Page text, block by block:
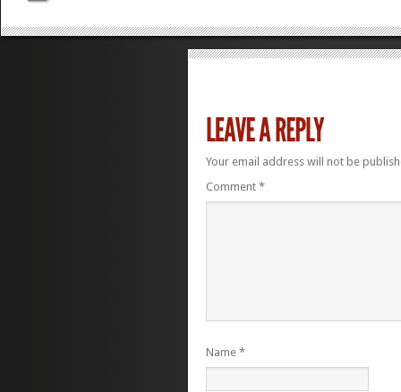
Your email address will not be
Comment *
Name *